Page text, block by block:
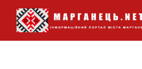
Перейти
вмісту